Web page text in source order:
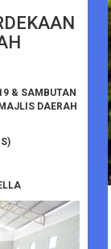
& SAMBUTAN
DAERAH